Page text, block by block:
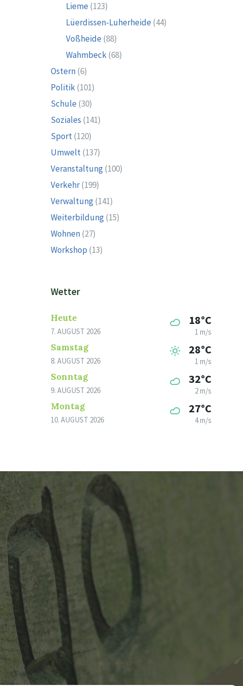
Lieme (123)
Lüerdissen-Luherheide (44)
Voßheide (88)
Wahmbeck(68)
Ostern(6)
Politik(101)
Schule (30)
Soziales (141)
Sport(120)
Umwelt(137)
Veranstaltung(100)
Verkehr(199)
Verwaltung(141)
Weiterbildung(15)
Wohnen(27)
Workshop (13)
Wetter
Heute
7. AUGUST 2026
18°C
1 m/s
Samstag
8. AUGUST 2026
28°C
1 m/s
Sonntag
9. AUGUST 2026
32°C
2 m/s
Montag
10. AUGUST 2026
27°C
4 m/s